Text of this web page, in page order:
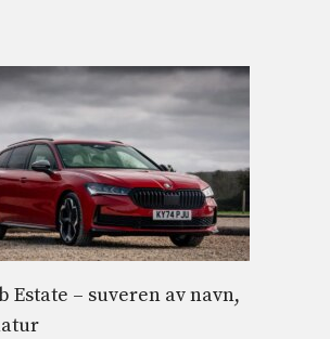
Estate – suveren av navn,